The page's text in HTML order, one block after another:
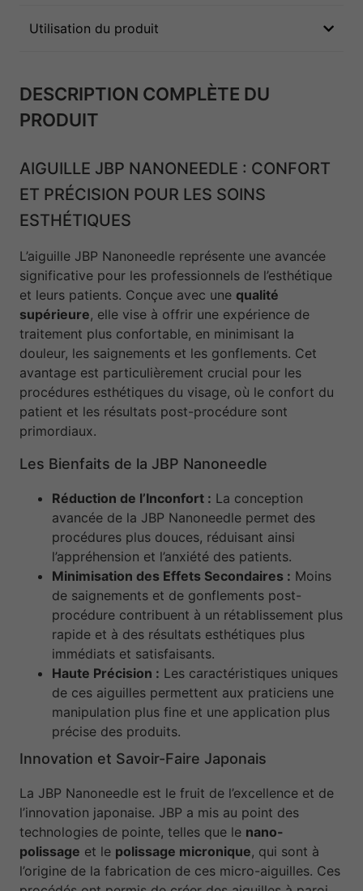
Utilisation du produit
DESCRIPTION COMPLÈTE DU
PRODUIT
AIGUILLE JBP NANONEEDLE : CONFORT
ET PRÉCISION POUR LES SOINS
ESTHÉTIQUES
L’aiguille JBP Nanoneedle représente une avancée
significative pour les professionnels de l’esthétique
et leurs patients. Conçue avec une qualité
supérieure, elle vise à offrir une expérience de
traitement plus confortable, en minimisant la
douleur, les saignements et les gonflements. Cet
avantage est particulièrement crucial pour les
procédures esthétiques du visage, où le confort du
patient et les résultats post-procédure sont
primordiaux.
Les Bienfaits de la JBP Nanoneedle
Réduction de l’Inconfort : La conception
avancée de la JBP Nanoneedle permet des
procédures plus douces, réduisant ainsi
l’appréhension et l’anxiété des patients.
Minimisation des Effets Secondaires : Moins
de saignements et de gonflements post-
procédure contribuent à un rétablissement plus
rapide et à des résultats esthétiques plus
immédiats et satisfaisants.
Haute Précision : Les caractéristiques uniques
de ces aiguilles permettent aux praticiens une
manipulation plus fine et une application plus
précise des produits.
Innovation et Savoir-Faire Japonais
La JBP Nanoneedle est le fruit de l’excellence et de
l’innovation japonaise. JBP a mis au point des
technologies de pointe, telles que le nano-
polissage et le polissage micronique, qui sont à
l’origine de la fabrication de ces micro-aiguilles. Ces